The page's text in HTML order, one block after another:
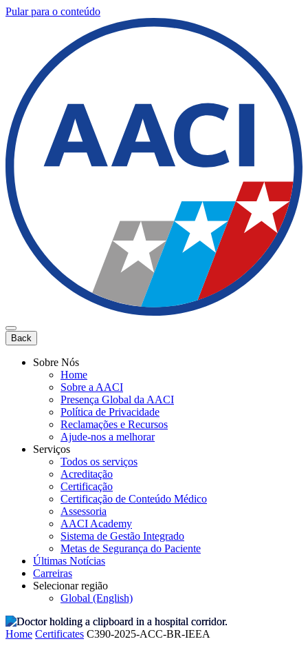
Pular para o conteúdo
Back
Sobre Nós
Home
Sobre a AACI
Presença Global da AACI
Política de Privacidade
Reclamações e Recursos
Ajude-nos a melhorar
Serviços
Todos os serviços
Acreditação
Certificação
Certificação de Conteúdo Médico
Assessoria
AACI Academy
Sistema de Gestão Integrado
Metas de Segurança do Paciente
Últimas Notícias
Carreiras
Selecionar região
Global (English)
Home Certificates C390-2025-ACC-BR-IEEA